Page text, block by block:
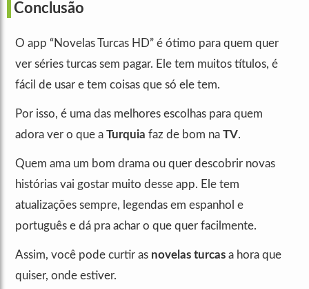
Conclusão
O app “Novelas Turcas HD” é ótimo para quem quer
ver séries turcas sem pagar. Ele tem muitos títulos, é
fácil de usar e tem coisas que só ele tem.
Por isso, é uma das melhores escolhas para quem
adora ver o que a Turquia faz de bom na TV.
Quem ama um bom drama ou quer descobrir novas
histórias vai gostar muito desse app. Ele tem
atualizações sempre, legendas em espanhol e
português e dá pra achar o que quer facilmente.
Assim, você pode curtir as novelas turcas a hora que
quiser, onde estiver.